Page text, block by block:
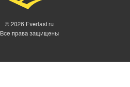
© 2026 Everlast.ru
Все права защищены